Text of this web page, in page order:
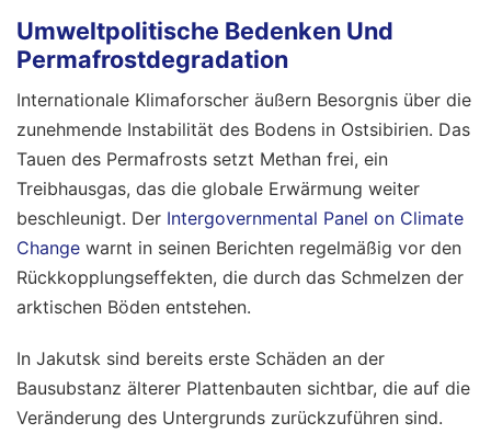
Umweltpolitische Bedenken Und
Permafrostdegradation
Internationale Klimaforscher äußern Besorgnis über die
zunehmende Instabilität des Bodens in Ostsibirien. Das
Tauen des Permafrosts setzt Methan frei, ein
Treibhausgas, das die globale Erwärmung weiter
beschleunigt. Der Intergovernmental Panel on Climate
Change warnt in seinen Berichten regelmäßig vor den
Rückkopplungseffekten, die durch das Schmelzen der
arktischen Böden entstehen.
In Jakutsk sind bereits erste Schäden an der
Bausubstanz älterer Plattenbauten sichtbar, die auf die
Veränderung des Untergrunds zurückzuführen sind.